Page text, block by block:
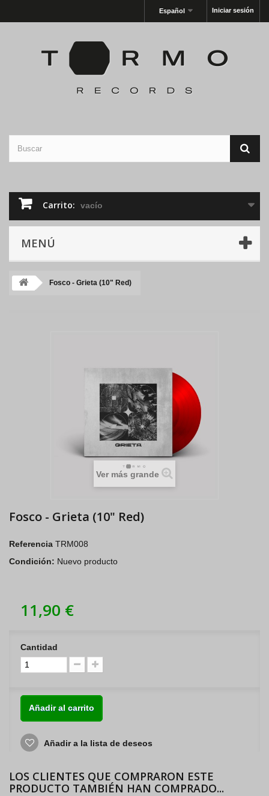
Iniciar sesión
Español
Carrito: vacío
MENÚ
Fosco - Grieta (10" Red)
Ver más grande
Fosco - Grieta (10" Red)
Referencia TRM008
Condición: Nuevo producto
11,90 €
Cantidad
Añadir al carrito
Añadir a la lista de deseos
LOS CLIENTES QUE COMPRARON ESTE
PRODUCTO TAMBIÉN HAN COMPRADO...